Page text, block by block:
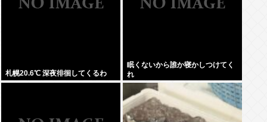
札幌20.6℃ 深夜徘徊してくるわ
眠くないから誰か寝かしつけてく
れ